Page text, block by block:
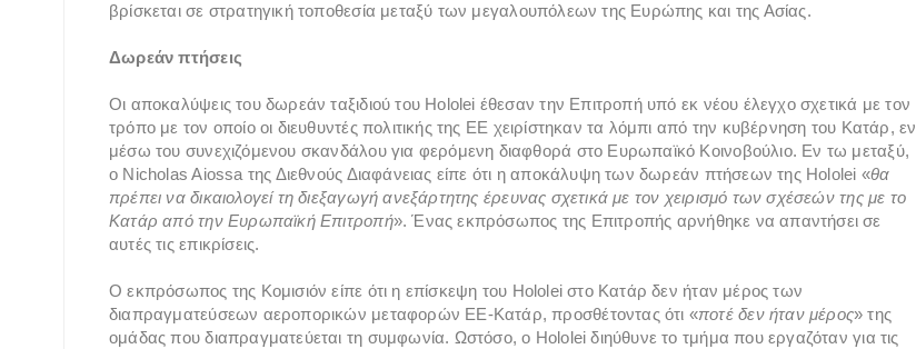
βρίσκεται σε στρατηγική τοποθεσία μεταξύ των μεγαλουπόλεων της Ευρώπης και της Ασίας.
Δωρεάν πτήσεις
Οι αποκαλύψεις του δωρεάν ταξιδιού του Hololei έθεσαν την Επιτροπή υπό εκ νέου έλεγχο σχετικά με τον
τρόπο με τον οποίο οι διευθυντές πολιτικής της ΕΕ χειρίστηκαν τα λόμπι από την κυβέρνηση του Κατάρ, εν
μέσω του συνεχιζόμενου σκανδάλου για φερόμενη διαφθορά στο Ευρωπαϊκό Κοινοβούλιο. Εν τω μεταξύ,
ο Nicholas Aiossa της Διεθνούς Διαφάνειας είπε ότι η αποκάλυψη των δωρεάν πτήσεων της Hololei «θα
πρέπει να δικαιολογεί τη διεξαγωγή ανεξάρτητης έρευνας σχετικά με τον χειρισμό των σχέσεών της με το
Κατάρ από την Ευρωπαϊκή Επιτροπή». Ένας εκπρόσωπος της Επιτροπής αρνήθηκε να απαντήσει σε
αυτές τις επικρίσεις.
Ο εκπρόσωπος της Κομισιόν είπε ότι η επίσκεψη του Hololei στο Κατάρ δεν ήταν μέρος των
διαπραγματεύσεων αεροπορικών μεταφορών ΕΕ-Κατάρ, προσθέτοντας ότι «ποτέ δεν ήταν μέρος» της
ομάδας που διαπραγματεύεται τη συμφωνία. Ωστόσο, ο Hololei διηύθυνε το τμήμα που εργαζόταν για τις